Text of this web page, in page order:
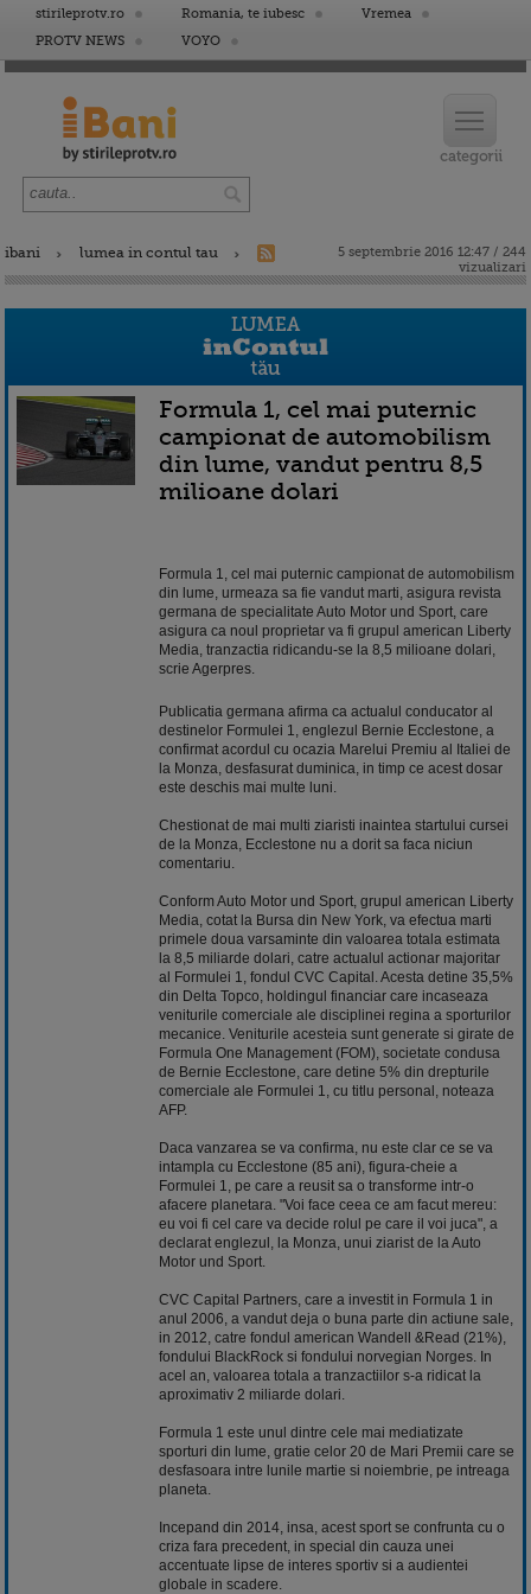
stirileprotv.ro Romania, te iubesc
Vremea
PROTV NEWS
VOYO
ibani lumea in contul tau
5 septembrie 2016 12:47 / 244
vizualizari
Formula 1, cel mai puternic
campionat de automobilism
din lume, vandut pentru 8,5
milioane dolari
Formula 1, cel mai puternic campionat de automobilism
din lume, urmeaza sa fie vandut marti, asigura revista
germana de specialitate Auto Motor und Sport, care
asigura ca noul proprietar va fi grupul american Liberty
Media, tranzactia ridicandu-se la 8,5 milioane dolari,
scrie Agerpres.
Publicatia germana afirma ca actualul conducator al
destinelor Formulei 1, englezul Bernie Ecclestone, a
confirmat acordul cu ocazia Marelui Premiu al Italiei de
la Monza, desfasurat duminica, in timp ce acest dosar
este deschis mai multe luni.
Chestionat de mai multi ziaristi inaintea startului cursei
de la Monza, Ecclestone nu a dorit sa faca niciun
comentariu.
Conform Auto Motor und Sport, grupul american Liberty
Media, cotat la Bursa din New York, va efectua marti
primele doua varsaminte din valoarea totala estimata
la 8,5 miliarde dolari, catre actualul actionar majoritar
al Formulei 1, fondul CVC Capital. Acesta detine 35,5%
din Delta Topco, holdingul financiar care incaseaza
veniturile comerciale ale disciplinei regina a sporturilor
mecanice. Veniturile acesteia sunt generate si girate de
Formula One Management (FOM), societate condusa
de Bernie Ecclestone, care detine 5% din drepturile
comerciale ale Formulei 1, cu titlu personal, noteaza
AFP.
Daca vanzarea se va confirma, nu este clar ce se va
intampla cu Ecclestone (85 ani), figura-cheie a
Formulei 1, pe care a reusit sa o transforme intr-o
afacere planetara. "Voi face ceea ce am facut mereu:
eu voi fi cel care va decide rolul pe care il voi juca", a
declarat englezul, la Monza, unui ziarist de la Auto
Motor und Sport.
CVC Capital Partners, care a investit in Formula 1 in
anul 2006, a vandut deja o buna parte din actiune sale,
in 2012, catre fondul american Wandell &Read (21%),
fondului BlackRock si fondului norvegian Norges. In
acel an, valoarea totala a tranzactiilor s-a ridicat la
aproximativ 2 miliarde dolari.
Formula 1 este unul dintre cele mai mediatizate
sporturi din lume, gratie celor 20 de Mari Premii care se
desfasoara intre lunile martie si noiembrie, pe intreaga
planeta.
Incepand din 2014, insa, acest sport se confrunta cu o
criza fara precedent, in special din cauza unei
accentuate lipse de interes sportiv si a audientei
globale in scadere.